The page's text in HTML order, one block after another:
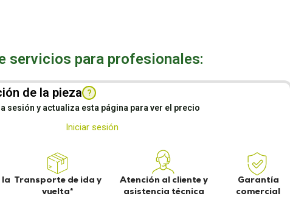
servicios para profesionales:
de la pieza ?
sesión y actualiza esta página para ver el precio
Iniciar sesión
Transporte de ida y
vuelta*
Atención al cliente y
asistencia técnica
Garantía
comercial